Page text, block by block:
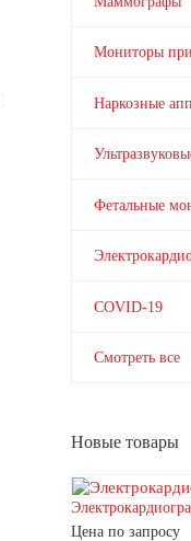
Мониторы
Наркозные
Фетальные
COVID-19
Смотреть все
Новые товары
Цена по запросу